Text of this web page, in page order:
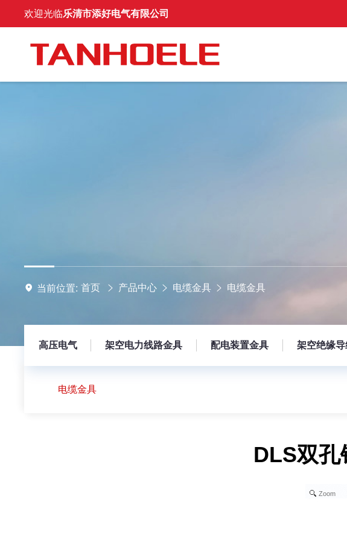
欢迎光临乐清市添好电气有限公司
当前位置: 首页 产品中心 电缆金具 电缆金具
高压电气 架空电力线路金具 配电装置金具 架空绝缘
电缆金具
DLS双孔
Zoom